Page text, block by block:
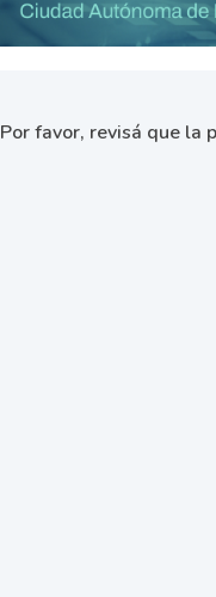
Por favor, revisá que la